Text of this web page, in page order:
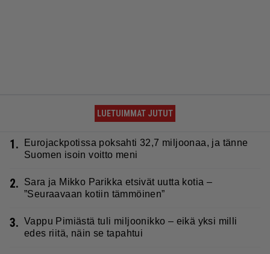
LUETUIMMAT JUTUT
1.
Eurojackpotissa poksahti 32,7 miljoonaa, ja tänne
Suomen isoin voitto meni
2.
Sara ja Mikko Parikka etsivät uutta kotia –
”Seuraavaan kotiin tämmöinen”
3. Vappu Pimiästä tuli miljoonikko – eikä yksi milli
edes riitä, näin se tapahtui